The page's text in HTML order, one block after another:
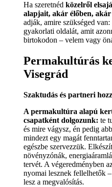
Ha szeretnéd közelről
alapjait, akár élőben,
adják, amire szükséged van:
gyakorlati oldalát, amit
birtokodon – velem vagy
Permakultúrás
Visegrád
Szaktudás és partneri
A permakultúra alapú
csapatként dolgozunk: te
és mire vágysz, én pedig
mindezt egy magát
egészbe szervezzük.
növényzónák,
tervét. A végeredményben
nyomai lesznek fellelhetők
lesz a megvalósítás.